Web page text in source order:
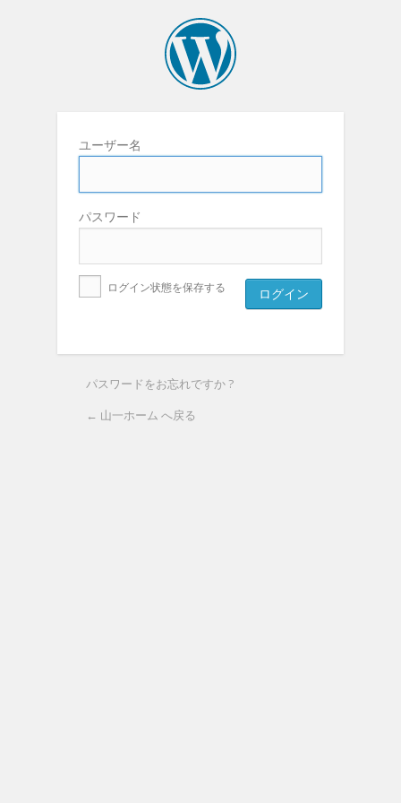
ユーザー名
パスワード
ログイン状態を保存する
パスワードをお忘れですか ?
← 山一ホーム へ戻る